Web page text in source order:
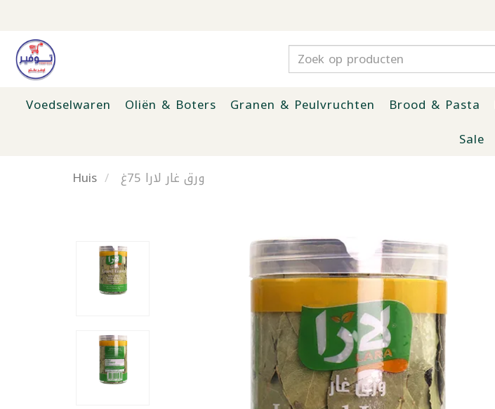
Voedselwaren Oliën & Boters Granen & Peulvruchten Brood & Pasta
Sale
Huis
ورق غار لارا 75غ